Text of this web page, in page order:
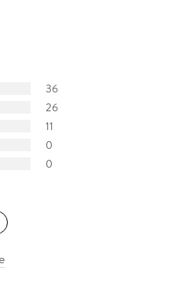
Windsurfen, vegane
36
26
11
0
0